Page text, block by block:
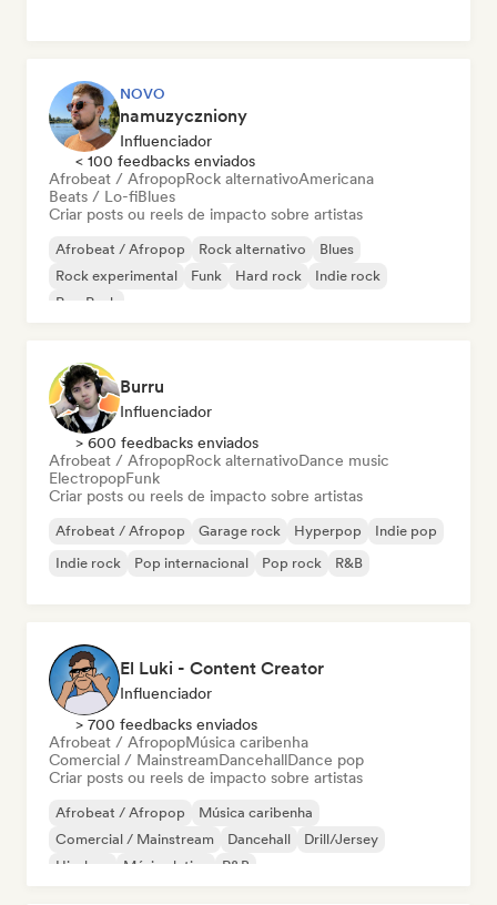
NOVO
namuzyczniony
Influenciador
< 100 feedbacks enviados
Afrobeat / AfropopRock alternativoAmericana
Beats / Lo-fiBlues
Criar posts ou reels de impacto sobre artistas
Afrobeat / Afropop Rock alternativo
Blues
Rock experimental
Funk Hard rock
Indie rock
Pop Punk
Burru
Influenciador
> 600 feedbacks enviados
Afrobeat / AfropopRock alternativoDance music
ElectropopFunk
Criar posts ou reels de impacto sobre artistas
Afrobeat / Afropop Garage rock Hyperpop
Indie pop
Indie rock
Pop internacional Pop rock R&B
El Luki - Content Creator
Influenciador
> 700 feedbacks enviados
Afrobeat / AfropopMúsica caribenha
Comercial / MainstreamDancehallDance pop
Criar posts ou reels de impacto sobre artistas
Afrobeat / Afropop
Música caribenha
Comercial / Mainstream
Dancehall
Drill/Jersey
Hip-hop
Música latina R&B